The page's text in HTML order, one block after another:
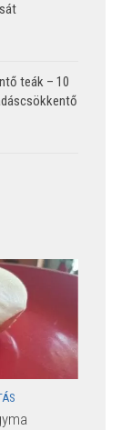
teák – 10